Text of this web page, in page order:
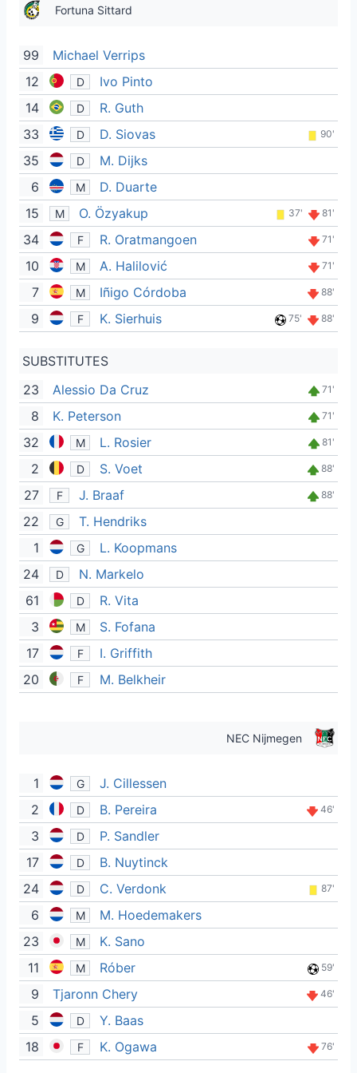
Fortuna Sittard
99
Michael Verrips
12
D
Ivo Pinto
14
D
R. Guth
33
D D. Siovas 90'
35 D
M. Dijks
6
M
D. Duarte
15
M O. Özyakup 37' 81'
34 F R. Oratmangoen 71'
10 M A. Halilović 71'
7 M Iñigo Córdoba 88'
9 F K. Sierhuis 75' 88'
SUBSTITUTES
23
Alessio Da Cruz 71'
8 K. Peterson 71'
32 M L. Rosier 81'
2 D S. Voet 88'
27 F J. Braaf 88'
22 G
T. Hendriks
1
G
L. Koopmans
24
D
N. Markelo
61
D
R. Vita
3
M
S. Fofana
17
F
I. Griffith
20
F M. Belkheir
NEC Nijmegen
1 G
J. Cillessen
2
D B. Pereira 46'
3 D
P. Sandler
17
D
B. Nuytinck
24
D C. Verdonk 87'
6 M
M. Hoedemakers
23
M
K. Sano
11
M Róber 59'
9 Tjaronn Chery 46'
5 D
Y. Baas
18
F K. Ogawa 76'